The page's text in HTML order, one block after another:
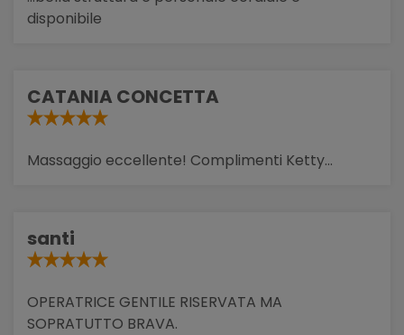
disponibile
CATANIA CONCETTA
Massaggio eccellente! Complimenti Ketty...
santi
OPERATRICE GENTILE RISERVATA MA
SOPRATUTTO BRAVA.